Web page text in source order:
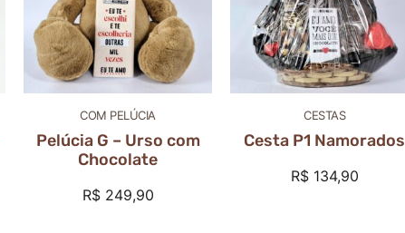
COM PELÚCIA
Pelúcia G – Urso com
Chocolate
R$249,90
CESTAS
Cesta P1 Namorados
R$134,90